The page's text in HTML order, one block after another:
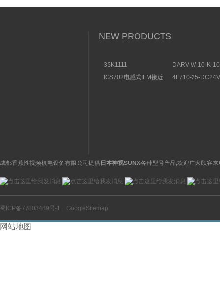
NEW PRODUCTS
3SK1111-
关特点及功能
DARV-W-10-K-
构分析
IGS702电感式IFM接近
4F710-25-
成都香蕉性视频机电设备有限公司提供日本神视SUNX各种型号产品,欢迎广大顾客来
蜀ICP备77803489号-1 GoogleSitemap
网站地图